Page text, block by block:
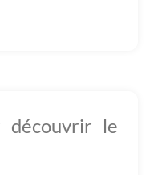
découvrir le